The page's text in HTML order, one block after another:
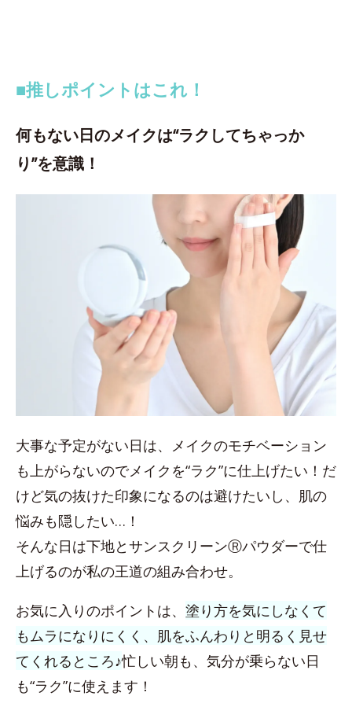
■推しポイントはこれ！
何もない日のメイクは“ラクしてちゃっか
り”を意識！
大事な予定がない日は、メイクのモチベーション
も上がらないのでメイクを“ラク”に仕上げたい！だ
けど気の抜けた印象になるのは避けたいし、肌の
悩みも隠したい…！
そんな日は下地とサンスクリーンⓇパウダーで仕
上げるのが私の王道の組み合わせ。
お気に入りのポイントは、 塗り方を気にしなくて
もムラになりにくく、肌をふんわりと明るく見せ
てくれるところ♪忙しい朝も、気分が乗らない日
も“ラク”に使えます！